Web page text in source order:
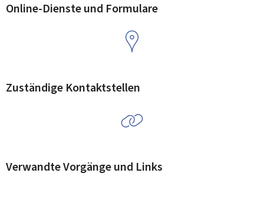
Online-Dienste und Formulare
Zuständige Kontaktstellen
Verwandte Vorgänge und Links